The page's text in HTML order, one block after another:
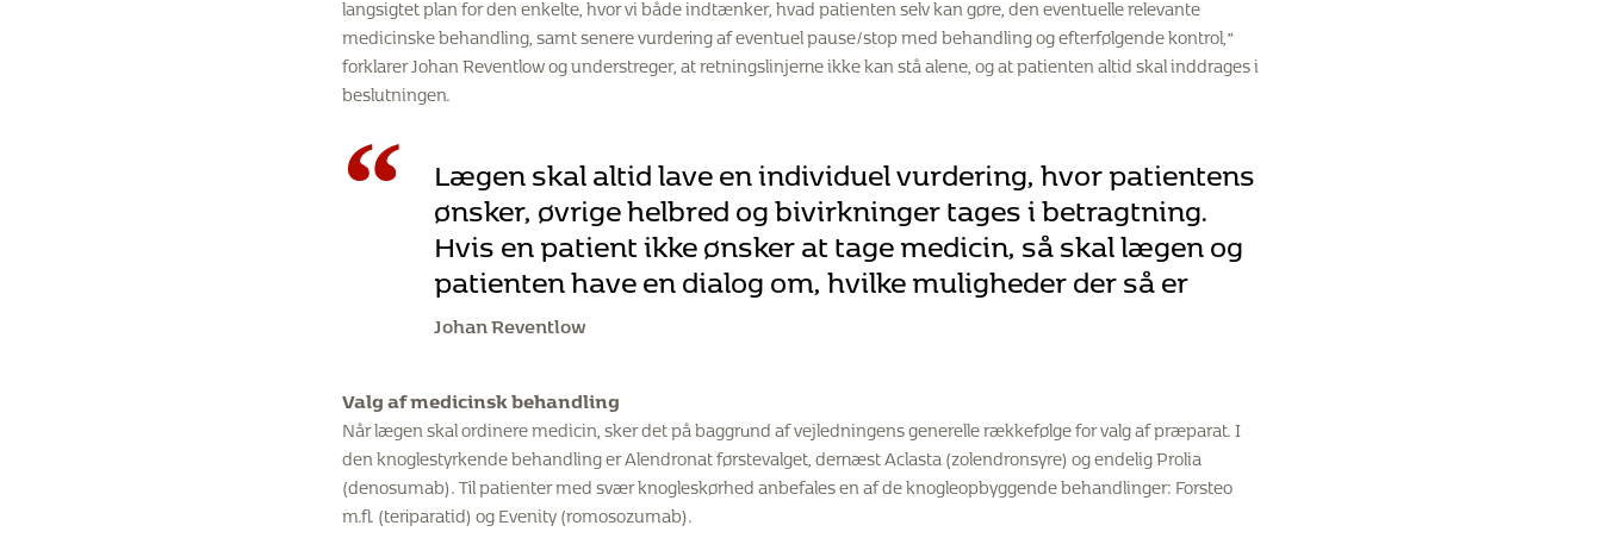
medicinske behandling, samt senere vurdering af eventuel pause/stop med behandling og efterfølgende kontrol,”
forklarer Johan Reventlow og understreger, at retningslinjerne ikke kan stå alene, og at patienten altid skal inddrages i
beslutningen.
“ Lægen skal altid lave en individuel vurdering, hvor patientens
ønsker, øvrige helbred og bivirkninger tages i betragtning.
Hvis en patient ikke ønsker at tage medicin, så skal lægen og
patienten have en dialog om, hvilke muligheder der så er
Johan Reventlow
Valg af medicinsk behandling
Når lægen skal ordinere medicin, sker det på baggrund af vejledningens generelle rækkefølge for valg af præparat. I
den knoglestyrkende behandling er Alendronat førstevalget, dernæst Aclasta (zolendronsyre) og endelig Prolia
(denosumab). Til patienter med svær knogleskørhed anbefales en af de knogleopbyggende behandlinger: Forsteo
m.fl. (teriparatid) og Evenity (romosozumab).